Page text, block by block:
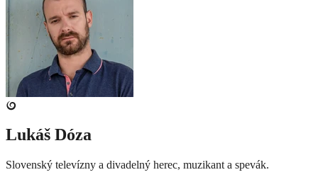
Lukáš Dóza
Slovenský televízny a divadelný herec, muzikant a spevák.